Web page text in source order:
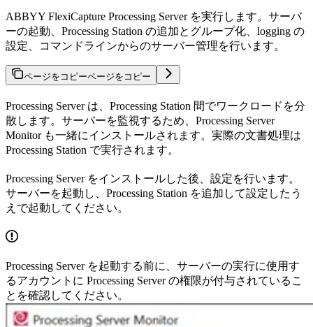
ABBYY FlexiCapture Processing Server を実行します。サーバ
ーの起動、Processing Station の追加とグループ化、logging の
設定、コマンドラインからのサーバー管理を行います。
ページをコピーページをコピー
Processing Server は、Processing Station 間でワークロードを分
散します。サーバーを監視するため、Processing Server
Monitor も一緒にインストールされます。実際の文書処理は
Processing Station で実行されます。
Processing Server をインストールした後、設定を行います。
サーバーを起動し、Processing Station を追加して設定したう
えで起動してください。
Processing Server を起動する前に、サーバーの実行に使用す
るアカウントに Processing Server の権限が付与されているこ
とを確認してください。